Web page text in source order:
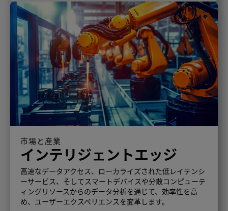
市場と産業
インテリジェントエッジ
高速なデータアクセス、ローカライズされた低レイテンシ
ーサービス、そしてスマートデバイスや分散コンピューテ
ィングリソースからのデータ分析を通じて、効率性を高
め、ユーザーエクスペリエンスを変革します。